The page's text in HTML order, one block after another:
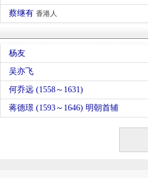
蔡继有 香港人
杨友
吴亦飞
何乔远 (1558～1631)
蒋德璟 (1593～1646) 明朝首辅